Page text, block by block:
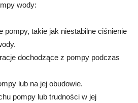
wody:
pompy, takie jak niestabilne ciśnienie
dochodzące z pompy podczas
lub na jej obudowie.
pompy lub trudności w jej